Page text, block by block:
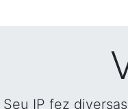
Seu IP fez